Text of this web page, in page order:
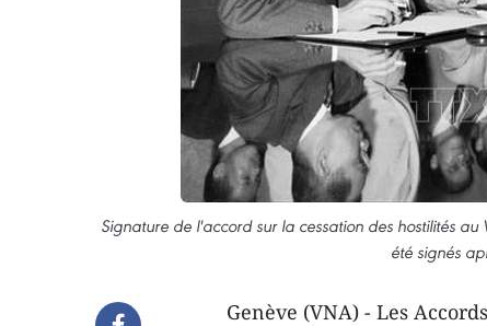
Signature de l'accord sur la cessation des hostilités
été signés
Genève (VNA) - Les